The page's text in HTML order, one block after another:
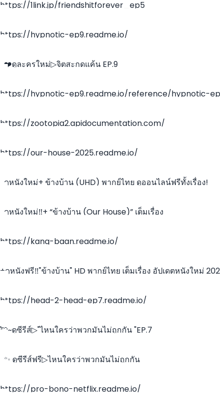
https://1link.jp/friendshitforever_ep5
https://hypnotic-ep9.readme.io/
~❤️ดูละครใหม่▷จิตสะกดแค้น EP.9
https://hypnotic-ep9.readme.io/reference/hypnotic-
https://zootopia2.apidocumentation.com/
https://our-house-2025.readme.io/
~ดูหนังใหม่+ ข้างบ้าน (UHD) พากย์ไทย ดูออนไลน์ฟรีทั้งเรื่อง!
~ดูหนังใหม่‼️+ “ข้างบ้าน (Our House)” เต็มเรื่อง
https://kang-baan.readme.io/
+ดูหนังฟรี‼️"ข้างบ้าน" HD พากย์ไทย เต็มเรื่อง อัปเดตหนังใหม่
https://head-2-head-ep7.readme.io/
💘~ดูซีรีส์▷"ไหนใครว่าพวกมันไม่ถูกกัน "EP.7
~✨️ ดูซีรีส์ฟรี▷ไหนใครว่าพวกมันไม่ถูกกัน
https://pro-bono-netflix.readme.io/